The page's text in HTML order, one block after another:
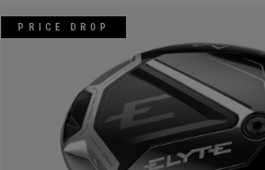
PRICE DROP